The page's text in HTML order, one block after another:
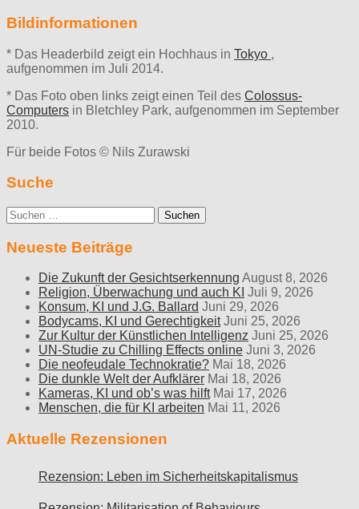
Bildinformationen
* Das Headerbild zeigt ein Hochhaus in Tokyo ,
aufgenommen im Juli 2014.
* Das Foto oben links zeigt einen Teil des Colossus-
Computers in Bletchley Park, aufgenommen im September
2010.
Für beide Fotos © Nils Zurawski
Suche
Suche
nach:
Neueste Beiträge
Die Zukunft der Gesichtserkennung August 8, 2026
Religion, Überwachung und auch KI Juli 9, 2026
Konsum, KI und J.G. Ballard Juni 29, 2026
Bodycams, KI und Gerechtigkeit Juni 25, 2026
Zur Kultur der Künstlichen Intelligenz Juni 25, 2026
UN-Studie zu Chilling Effects online Juni 3, 2026
Die neofeudale Technokratie? Mai 18, 2026
Die dunkle Welt der Aufklärer Mai 18, 2026
Kameras, KI und ob’s was hilft Mai 17, 2026
Menschen, die für KI arbeiten Mai 11, 2026
Aktuelle Rezensionen
Rezension: Leben im Sicherheitskapitalismus